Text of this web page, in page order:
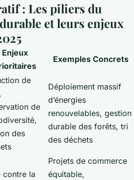
: Les piliers du
et leurs enjeux
Enjeux
Exemples Concrets
de
de
des
Déploiement massif
d’énergies
renouvelables, gestion
durable des forêts, tri
des déchets
contre la
Projets de commerce
équitable,